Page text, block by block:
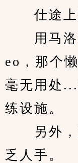
仕途上
用马洛
eo，那个
毫无用处
练设施。
另外，
乏人手。